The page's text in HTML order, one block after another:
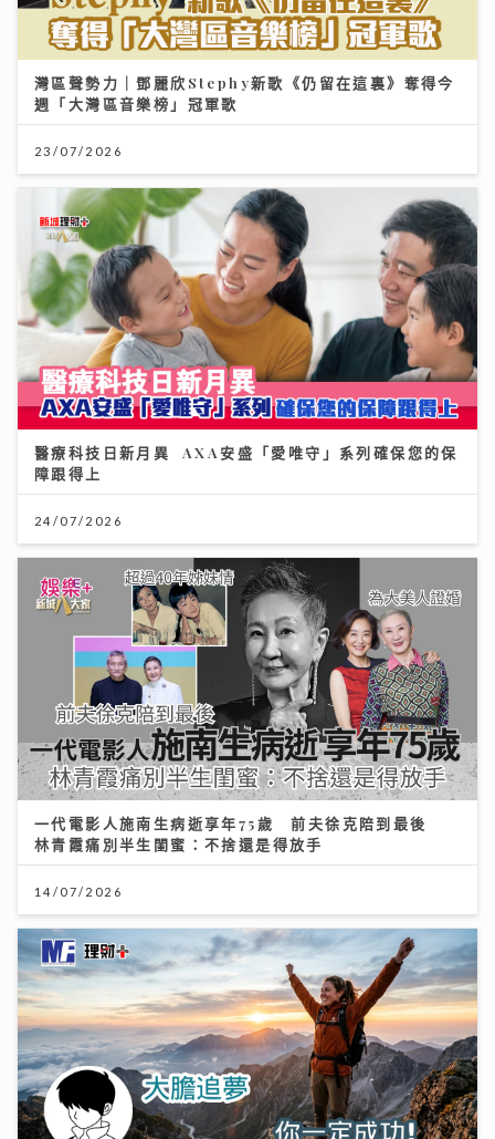
灣區聲勢力｜鄧麗欣Stephy新歌《仍留在這裏》奪得今
週「大灣區音樂榜」冠軍歌
23/07/2026
醫療科技日新月異 AXA安盛「愛唯守」系列確保您的保
障跟得上
24/07/2026
一代電影人施南生病逝享年75歲 前夫徐克陪到最後
林青霞痛別半生閨蜜：不捨還是得放手
14/07/2026